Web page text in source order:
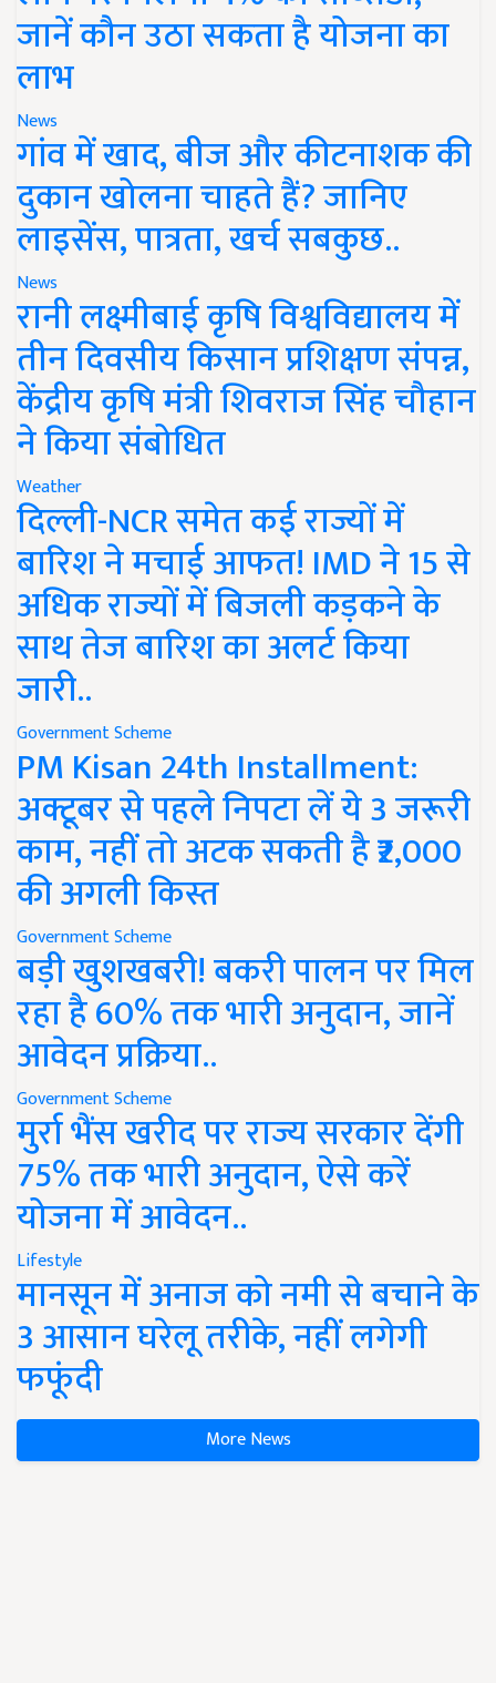
जानें कौन उठा सकता है योजना का
लाभ
News
गांव में खाद, बीज और कीटनाशक की
दुकान खोलना चाहते हैं? जानिए
लाइसेंस, पात्रता, खर्च सबकुछ..
News
रानी लक्ष्मीबाई कृषि विश्वविद्यालय में
तीन दिवसीय किसान प्रशिक्षण संपन्न,
केंद्रीय कृषि मंत्री शिवराज सिंह चौहान
ने किया संबोधित
Weather
दिल्ली-NCR समेत कई राज्यों में
बारिश ने मचाई आफत! IMD ने 15 से
अधिक राज्यों में बिजली कड़कने के
साथ तेज बारिश का अलर्ट किया
जारी..
Government Scheme
PM Kisan 24th Installment:
अक्टूबर से पहले निपटा लें ये 3 जरूरी
काम, नहीं तो अटक सकती है ₹2,000
की अगली किस्त
Government Scheme
बड़ी खुशखबरी! बकरी पालन पर मिल
रहा है 60% तक भारी अनुदान, जानें
आवेदन प्रक्रिया..
Government Scheme
मुर्रा भैंस खरीद पर राज्य सरकार देंगी
75% तक भारी अनुदान, ऐसे करें
योजना में आवेदन..
Lifestyle
मानसून में अनाज को नमी से बचाने के
3 आसान घरेलू तरीके, नहीं लगेगी
फफूंदी
More News